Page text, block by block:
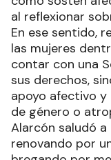
al reflexionar
En ese sentido,
las mujeres
contar con una
sus derechos,
apoyo afectivo y
de género o
Alarcón saludó
renovando por